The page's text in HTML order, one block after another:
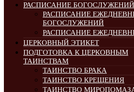
РАСПИСАНИЕ БОГОСЛУЖЕНИЙ
РАСПИСАНИЕ
БОГОСЛУЖЕНИЙ
РАСПИСАНИЕ
ЦЕРКОВНЫЙ ЭТИКЕТ
ПОДГОТОВКА К ЦЕРКОВНЫМ
ТАИНСТВАМ
ТАИНСТВО БРАКА
ТАИНСТВО КРЕЩЕНИЯ
ТАИНСТВО